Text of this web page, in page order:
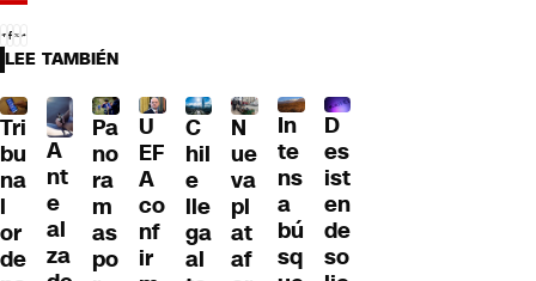
LEE TAMBIÉN
Tri
bu
na
l
or
de
A
nt
e
al
za
Pa
no
ra
m
as
po
U
EF
A
co
nf
ir
C
hil
e
lle
ga
al
N
ue
va
pl
at
af
In
te
ns
a
bú
sq
D
es
ist
en
de
so